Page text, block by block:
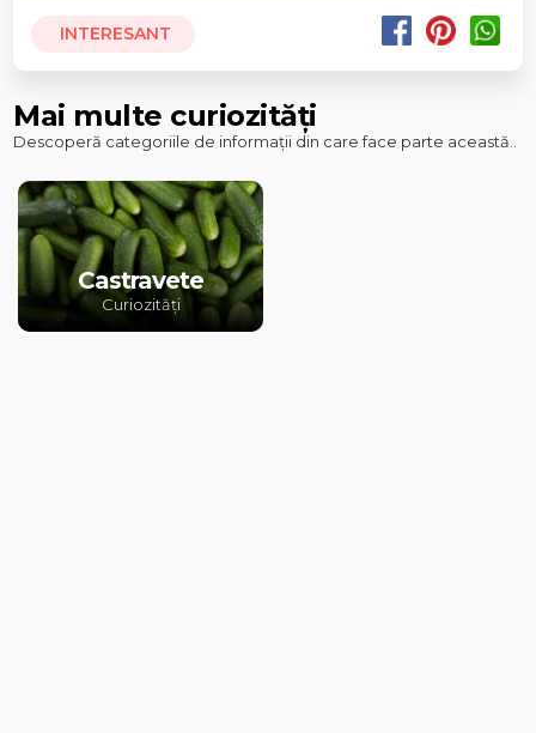
INTERESANT
Mai multe curiozități
Descoperă categoriile de informații din care face parte această..
Castravete
Curiozități